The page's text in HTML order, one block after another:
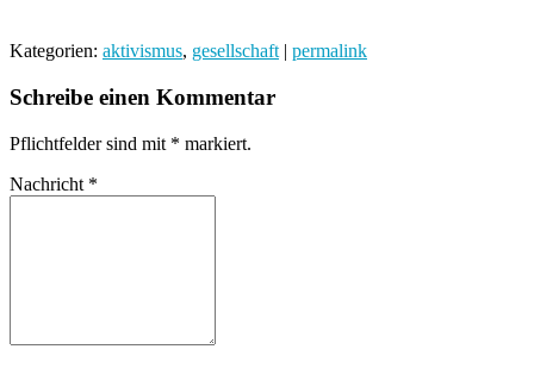
Kategorien: aktivismus, gesellschaft | permalink
Schreibe einen Kommentar
Pflichtfelder sind mit * markiert.
Nachricht *